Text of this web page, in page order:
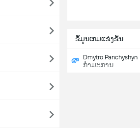
ຂ້ໍມູນເກມແຂ່ງຂັນ
Dmytro Panchyshyn
ກຳມະການ